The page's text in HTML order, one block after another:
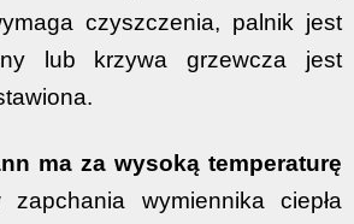
czyszczenia, palnik jest
lub krzywa grzewcza jest
ma za wysoką temperaturę
wymiennika ciepła